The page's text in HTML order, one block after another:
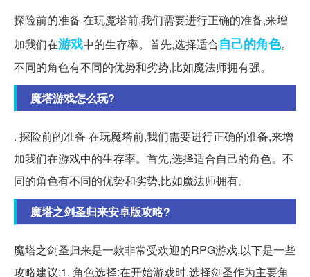
探险前的准备 在玩魔塔前,我们需要进行正确的准备,来增
加我们在游戏中的生存率。首先,选择适合自己的角色。
不同的角色有不同的优势和劣势,比如魔法师拥有强。
魔塔游戏怎么玩?
. 探险前的准备 在玩魔塔前,我们需要进行正确的准备,来增
加我们在游戏中的生存率。首先,选择适合自己的角色。不
同的角色有不同的优势和劣势,比如魔法师拥有。
魔塔之剑圣归来安卓版攻略?
魔塔之剑圣归来是一款非常受欢迎的RPG游戏,以下是一些
攻略建议:1. 角色选择:在开始游戏时,选择剑圣作为主要角